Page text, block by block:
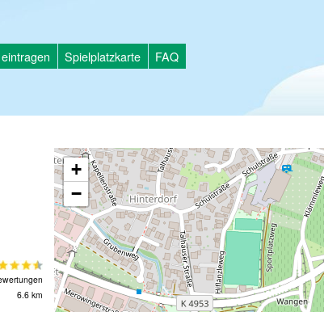
Spielplatzkarte FAQ
6.6 km
+
−